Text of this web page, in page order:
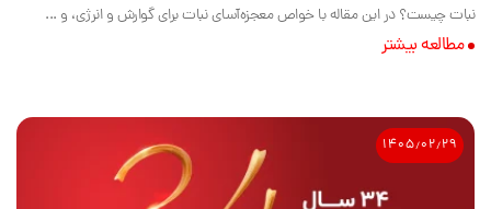
نبات چیست؟ در این مقاله با خواص معجزه‌آسای نبات برای گوارش و انرژی، و ...
مطالعه بیشتر
۱۴۰۵٫۰۲٫۲۹